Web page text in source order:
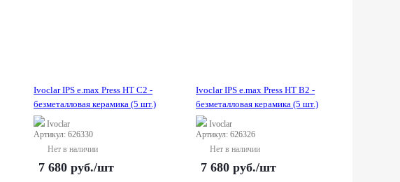
Ivoclar IPS e.max Press HT C2 -
безметалловая керамика (5 шт.)
Ivoclar
Артикул: 626330
Нет в наличии
7 680 руб./шт
Ivoclar IPS e.max Press HT B2 -
безметалловая керамика (5 шт.)
Ivoclar
Артикул: 626326
Нет в наличии
7 680 руб./шт